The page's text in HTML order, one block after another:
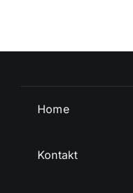
Home
Kontakt